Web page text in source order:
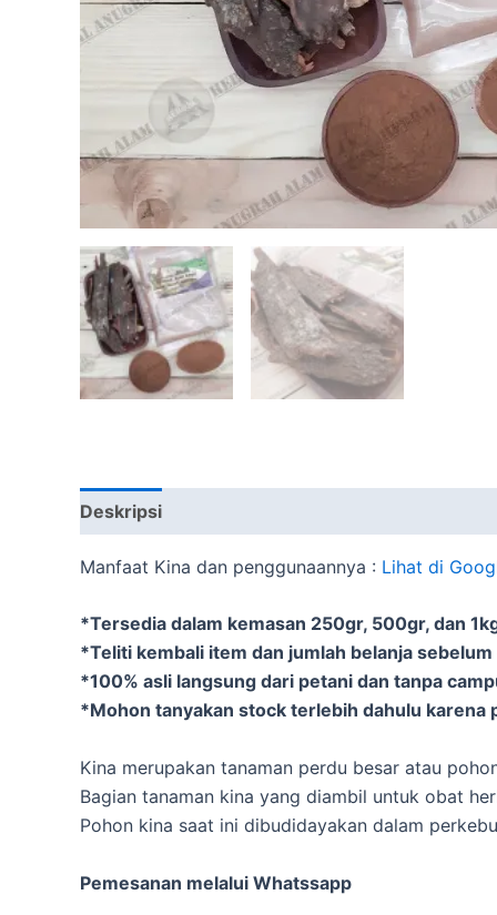
Deskripsi
Manfaat Kina dan penggunaannya : Lihat di
*Tersedia dalam kemasan 250gr, 500gr, dan
*Teliti kembali item dan jumlah belanja
*100% asli langsung dari petani dan tanpa
*Mohon tanyakan stock terlebih dahulu karena
Kina merupakan tanaman perdu besar atau
Bagian tanaman kina yang diambil untuk obat
Pohon kina saat ini dibudidayakan dalam
Pemesanan melalui Whatssapp